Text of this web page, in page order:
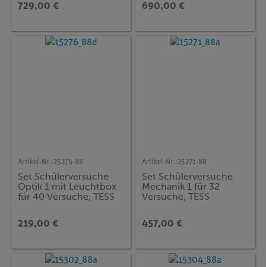
729,00 € 690,00 €
Artikel-Nr.:25276-88
Set Schülerversuche
Optik 1 mit Leuchtbox
für 40 Versuche, TESS
219,00 €
Artikel-Nr.:25271-88
Set Schülerversuche
Mechanik 1 für 32
Versuche, TESS
457,00 €